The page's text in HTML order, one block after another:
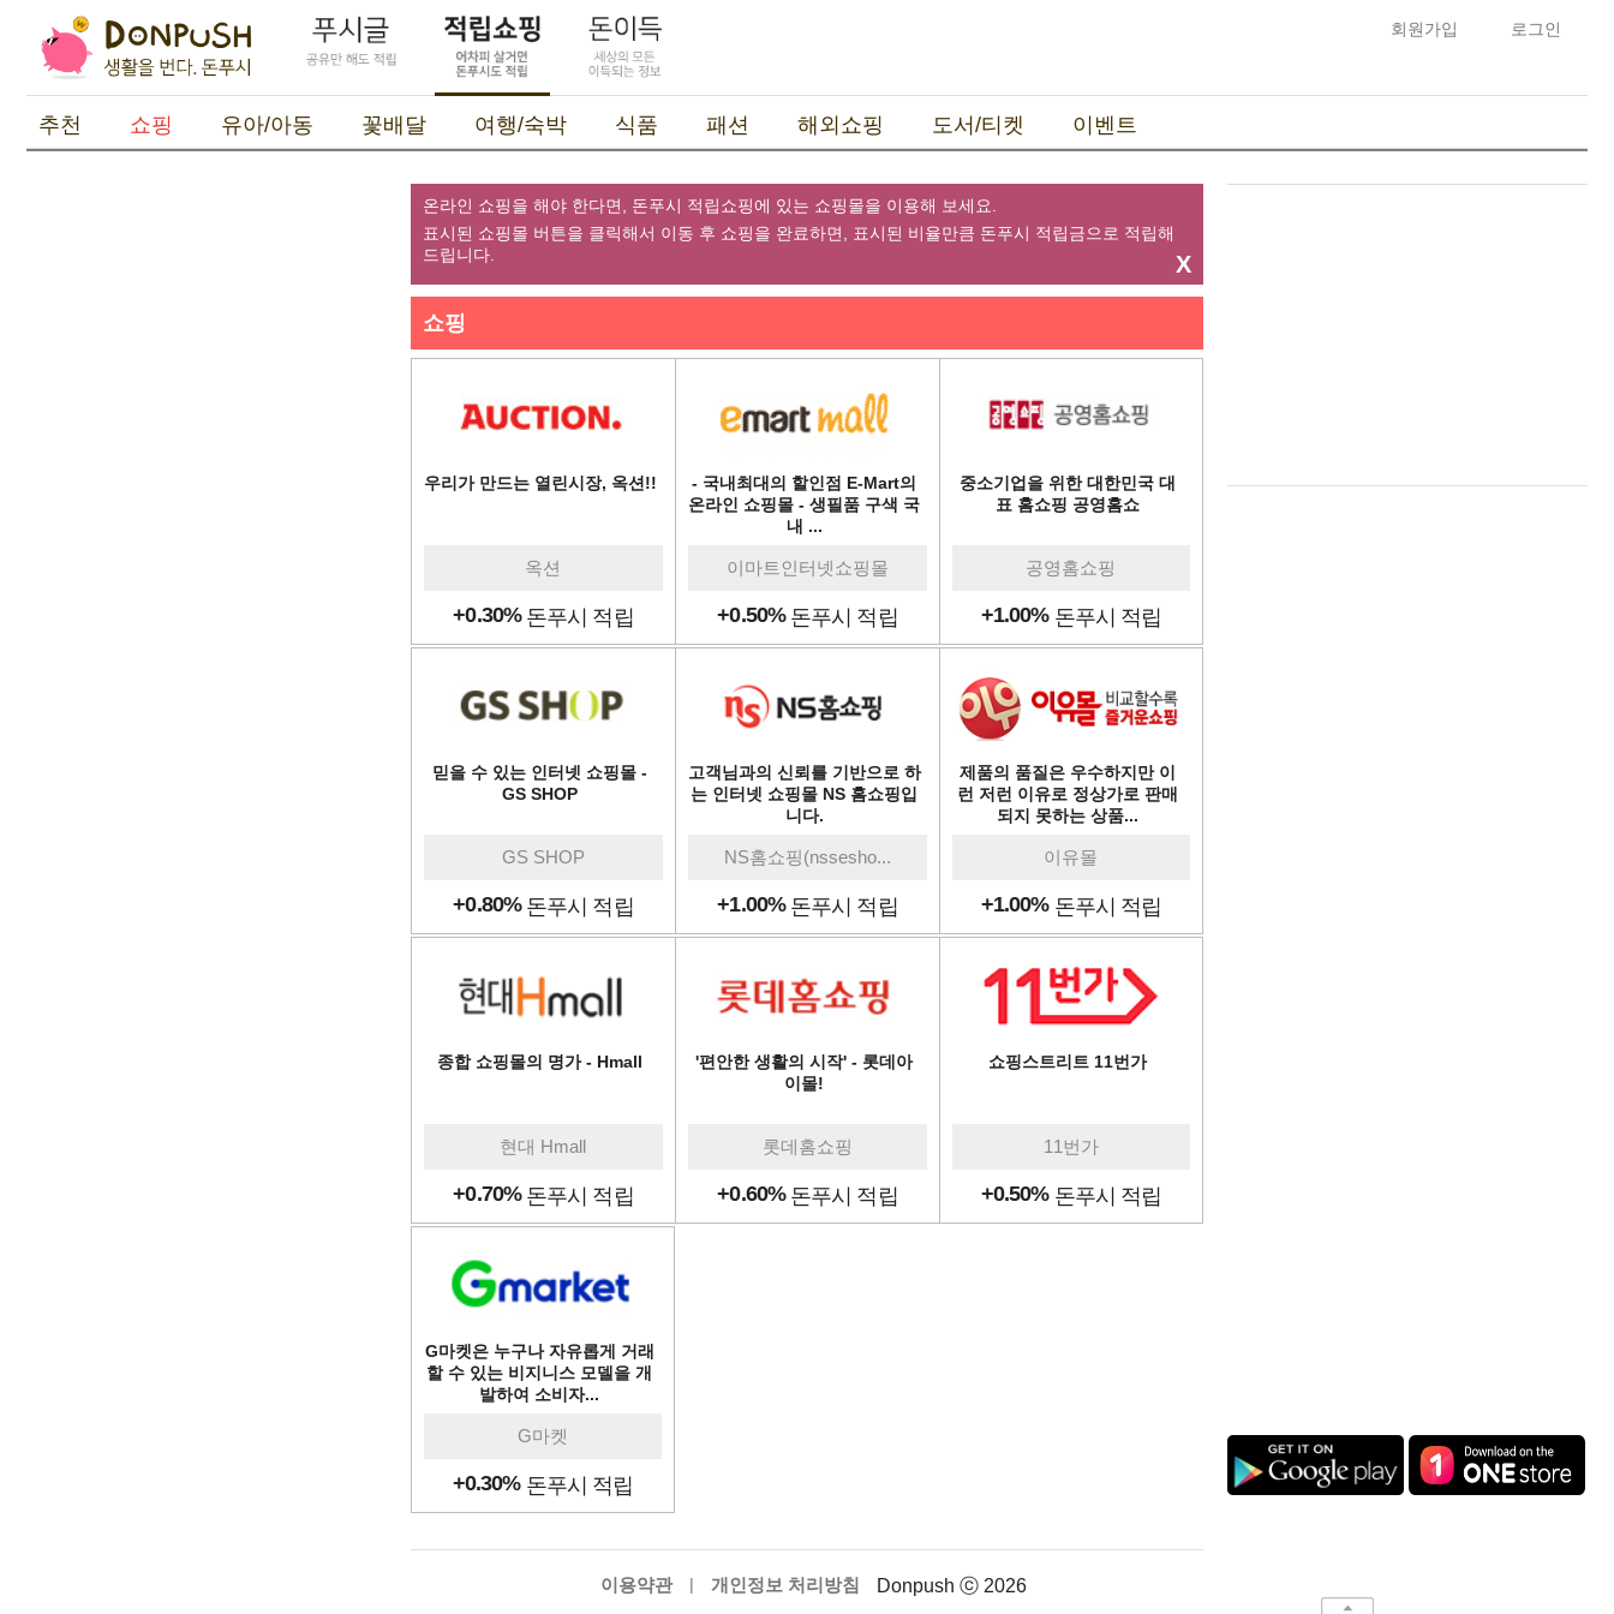
회원가입 로그인
추천 쇼핑 유아/아동 꽃배달 여행/숙박 식품 패션 해외쇼핑 도서/티켓 이벤트
온라인 쇼핑을 해야 한다면, 돈푸시 적립쇼핑에 있는 쇼핑몰을 이용해 보세요.
표시된 쇼핑몰 버튼을 클릭해서 이동 후 쇼핑을 완료하면, 표시된 비율만큼 돈푸시 적립금으로 적립해
드립니다.
X
쇼핑
우리가 만드는 열린시장, 옥션!!
옥션
+0.30%돈푸시 적립
- 국내최대의 할인점 E-Mart의
온라인 쇼핑몰 - 생필품 구색 국
내 ...
이마트인터넷쇼핑몰
+0.50%돈푸시 적립
중소기업을 위한 대한민국 대
표 홈쇼핑 공영홈쇼
공영홈쇼핑
+1.00%돈푸시 적립
믿을 수 있는 인터넷 쇼핑몰 -
GS SHOP
GS SHOP
+0.80%돈푸시 적립
고객님과의 신뢰를 기반으로 하
는 인터넷 쇼핑몰 NS 홈쇼핑입
니다.
NS홈쇼핑(nssesho...
+1.00%돈푸시 적립
제품의 품질은 우수하지만 이
런 저런 이유로 정상가로 판매
되지 못하는 상품...
이유몰
+1.00%돈푸시 적립
종합 쇼핑몰의 명가 - Hmall
현대 Hmall
+0.70%돈푸시 적립
'편안한 생활의 시작' - 롯데아
이몰!
롯데홈쇼핑
+0.60%돈푸시 적립
쇼핑스트리트 11번가
11번가
+0.50%돈푸시 적립
G마켓은 누구나 자유롭게 거래
할 수 있는 비지니스 모델을 개
발하여 소비자...
G마켓
+0.30%돈푸시 적립
이용약관 | 개인정보 처리방침 Donpush ⓒ 2026